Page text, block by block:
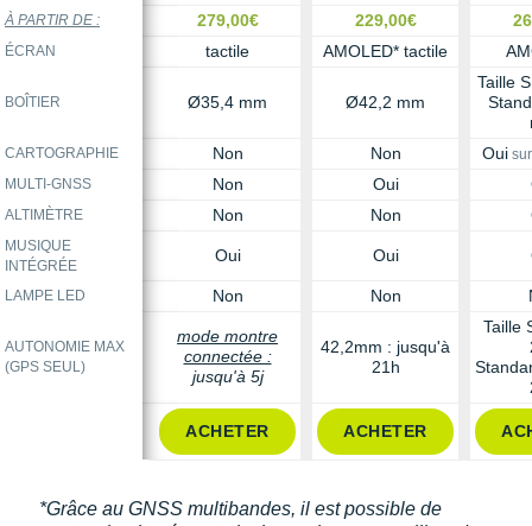
À PARTIR DE : 279,00€ 229,00€
ÉCRAN tactile AMOLED* tactile
BOÎTIER Ø35,4 mm Ø42,2 mm
Taille
CARTOGRAPHIE Non Non Ouisur
MULTI-GNSS
Non Oui
ALTIMÈTRE Non Non
MUSIQUE
INTÉGRÉE
Oui Oui
LAMPE LED Non Non
AUTONOMIE MAX
(GPS SEUL)
mode montre
connectée :
jusqu'à 5j
42,2mm : jusqu'à
21h
Taille
ACHETER ACHETER
*Grâce au GNSS multibandes, il est possible de